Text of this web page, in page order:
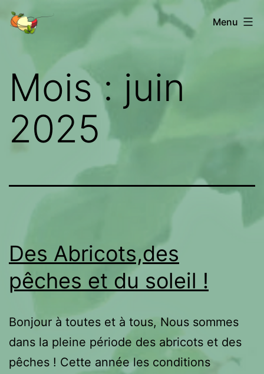
Aller
auLes
Châtenet
Menu
Mois : juin
2025
Des Abricots,des
pêches et du soleil !
Bonjour à toutes et à tous, Nous sommes
dans la pleine période des abricots et des
pêches ! Cette année les conditions